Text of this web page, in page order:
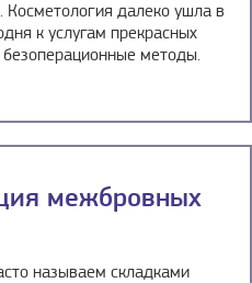
далеко ушла в
к услугам прекрасных
методы.
межбровных
называем складками